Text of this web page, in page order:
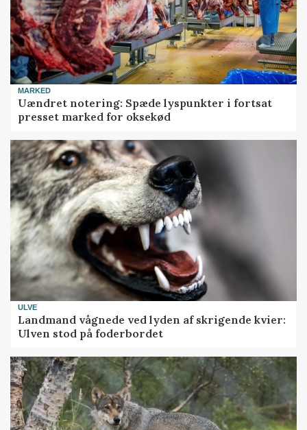
MARKED
Uændret notering: Spæde lyspunkter i fortsat
presset marked for oksekød
ULVE
Landmand vågnede ved lyden af skrigende kvier:
Ulven stod på foderbordet